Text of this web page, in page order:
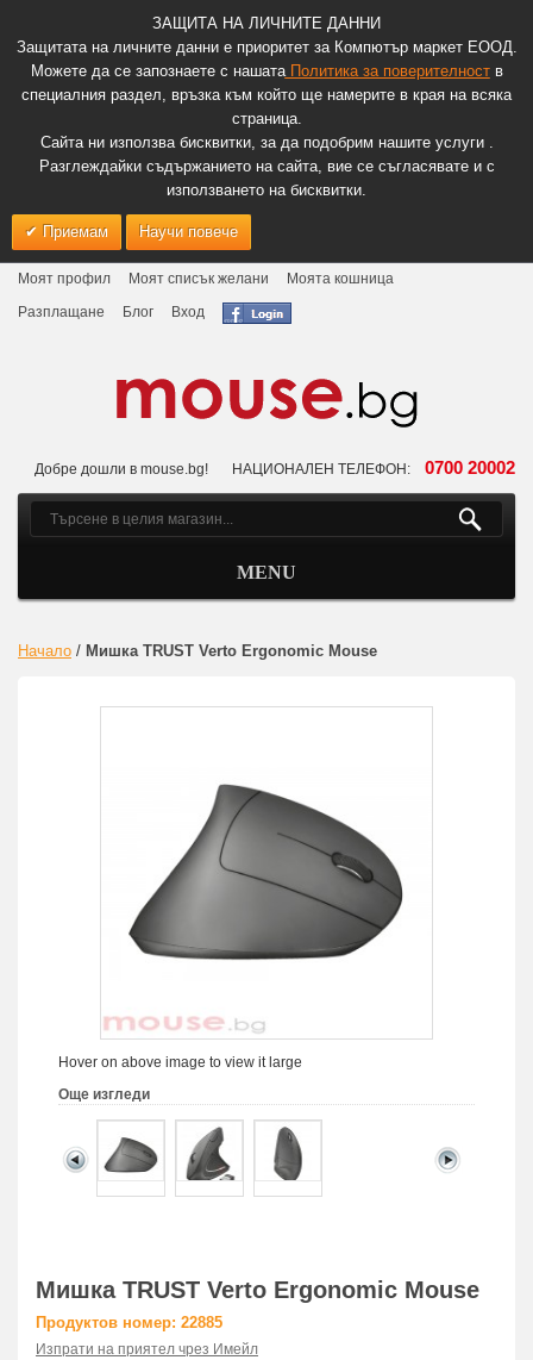
ЗАЩИТА НА ЛИЧНИТЕ ДАННИ
Защитата на личните данни е приоритет за Компютър маркет ЕООД.
Можете да се запознаете с нашатаПолитика за поверителноств
специалния раздел, връзка към който ще намерите в края на всяка
страница.
Сайта ни използва бисквитки, за да подобрим нашите услуги .
Разглеждайки съдържанието на сайта, вие се съгласявате и с
използването на бисквитки.
Приемам Научи повече
Моят профил Моят списък желани
Моята кошница
Разплащане
Блог Вход
Добре дошли в mouse.bg! НАЦИОНАЛЕН ТЕЛЕФОН: 0700 20002
MENU
Начало / Мишка TRUST Verto Ergonomic Mouse
Hover on above image to view it large
Още изгледи
Мишка TRUST Verto Ergonomic Mouse
Продуктов номер: 22885
Изпрати на приятел чрез Имейл